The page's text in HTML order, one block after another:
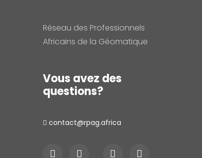
Réseau des Professionnels
Africains de la Géomatique
Vous avez des
questions?
contact@rpag.africa